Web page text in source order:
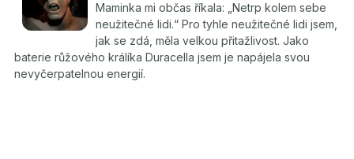
Maminka mi občas říkala: „Netrp kolem sebe
neužitečné lidi.“ Pro tyhle neužitečné lidi jsem,
jak se zdá, měla velkou přitažlivost. Jako
baterie růžového králíka Duracella jsem je napájela svou
nevyčerpatelnou energií.